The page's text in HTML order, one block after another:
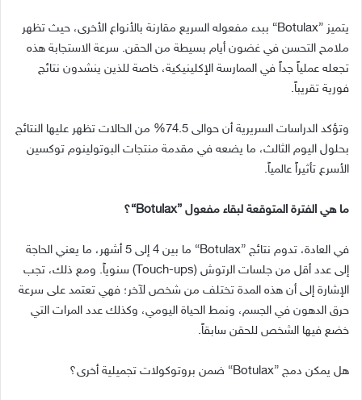
يتميز ”Botulax“
ببدء مفعوله السريع مقارنة بالأنواع الأخرى، حيث تظهر
ملامح التحسن في غضون أيام بسيطة من الحقن. سرعة الاستجابة هذه
تجعله عملياً جداً في الممارسة الإكلينيكية، خاصة للذين ينشدون نتائج
فورية تقريباً.
وتؤكد الدراسات السريرية أن حوالى
من الحالات تظهر عليها النتائج
بحلول اليوم الثالث، ما يضعه في مقدمة منتجات البوتولينوم توكسين
الأسرع تأثيراً عالمياً.
ما هي الفترة المتوقعة لبقاء مفعول ”Botulax“ ؟
في العادة، تدوم نتائج ”Botulax“ ما بين إلى
أشهر، ما يعني الحاجة
إلى عدد أقل من جلسات الرتوش (Touch-ups) سنوياً. ومع ذلك، تجب
الإشارة إلى أن هذه المدة تختلف من شخص لآخر؛ فهي تعتمد على سرعة
حرق الدهون في الجسم، ونمط الحياة اليومي، وكذلك عدد المرات التي
خضع فيها الشخص للحقن سابقاً.
هل يمكن دمج ”Botulax“ ضمن بروتوكولات تجميلية أخرى؟